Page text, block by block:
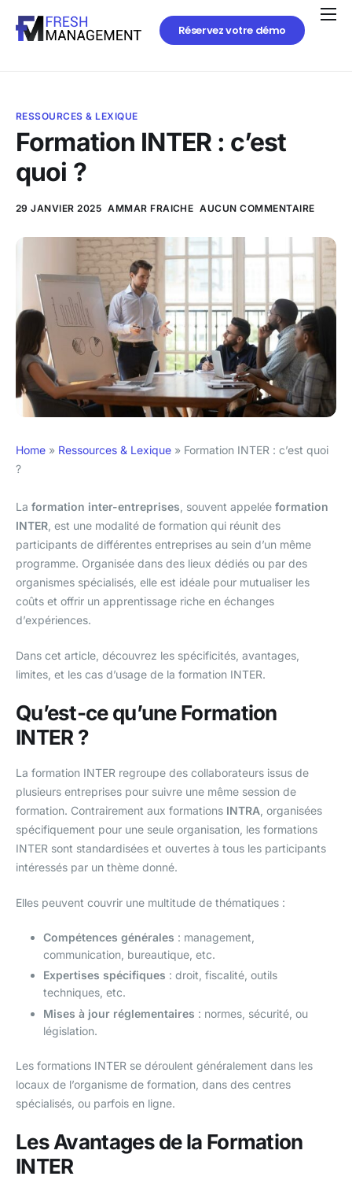
Réservez votre démo
RESSOURCES & LEXIQUE
Formation INTER : c’est
quoi ?
29 JANVIER 2025 AMMAR FRAICHE AUCUN COMMENTAIRE
Home » Ressources & Lexique » Formation INTER : c’est quoi
?
La formation inter-entreprises, souvent appelée formation
INTER, est une modalité de formation qui réunit des
participants de différentes entreprises au sein d’un même
programme. Organisée dans des lieux dédiés ou par des
organismes spécialisés, elle est idéale pour mutualiser les
coûts et offrir un apprentissage riche en échanges
d’expériences.
Dans cet article, découvrez les spécificités, avantages,
limites, et les cas d’usage de la formation INTER.
Qu’est-ce qu’une Formation
INTER ?
La formation INTER regroupe des collaborateurs issus de
plusieurs entreprises pour suivre une même session de
formation. Contrairement aux formations INTRA , organisées
spécifiquement pour une seule organisation, les formations
INTER sont standardisées et ouvertes à tous les participants
intéressés par un thème donné.
Elles peuvent couvrir une multitude de thématiques :
Compétences générales : management,
communication, bureautique, etc.
Expertises spécifiques : droit, fiscalité, outils
techniques, etc.
Mises à jour réglementaires : normes, sécurité, ou
législation.
Les formations INTER se déroulent généralement dans les
locaux de l’organisme de formation, dans des centres
spécialisés, ou parfois en ligne.
Les Avantages de la Formation
INTER